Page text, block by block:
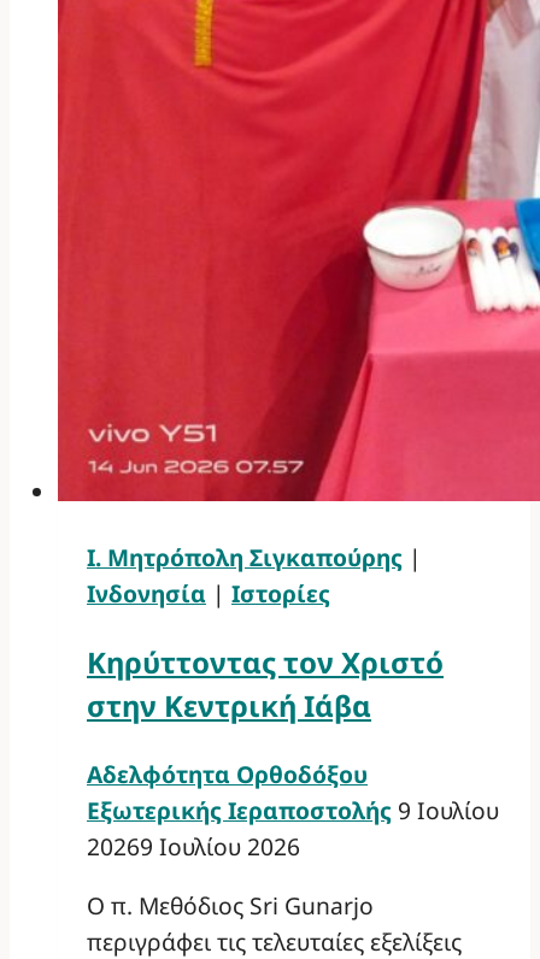
Ι. Μητρόπολη Σιγκαπούρης |
Ινδονησία | Ιστορίες
Κηρύττοντας τον Χριστό
στην Κεντρική Ιάβα
Αδελφότητα Ορθοδόξου
Εξωτερικής Ιεραποστολής 9 Ιουλίου
20269 Ιουλίου 2026
Ο π. Μεθόδιος Sri Gunarjo
περιγράφει τις τελευταίες εξελίξεις